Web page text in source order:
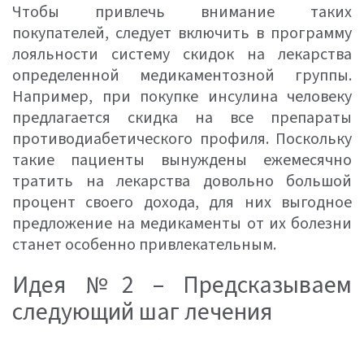
Чтобы привлечь внимание таких
покупателей, следует включить в программу
лояльности систему скидок на лекарства
определенной медикаментозной группы.
Например, при покупке инсулина человеку
предлагается скидка на все препараты
противодиабетического профиля. Поскольку
такие пациенты вынуждены ежемесячно
тратить на лекарства довольно большой
процент своего дохода, для них выгодное
предложение на медикаменты от их болезни
станет особенно привлекательным.
Идея №2 – Предсказываем
следующий шаг лечения